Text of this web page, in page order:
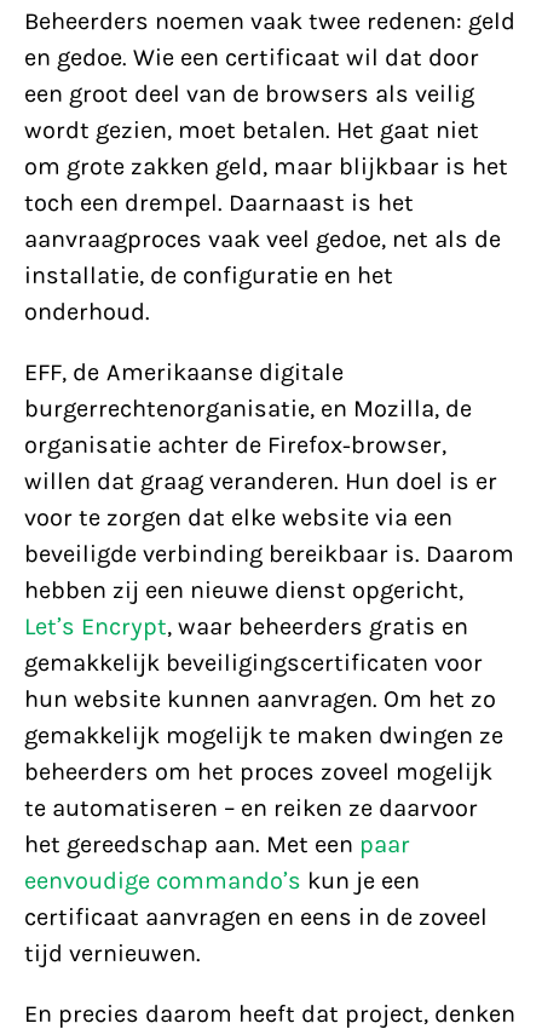
Beheerders noemen vaak twee redenen: geld
en gedoe. Wie een certificaat wil dat door
een groot deel van de browsers als veilig
wordt gezien, moet betalen. Het gaat niet
om grote zakken geld, maar blijkbaar is het
toch een drempel. Daarnaast is het
aanvraagproces vaak veel gedoe, net als de
installatie, de configuratie en het
onderhoud.
EFF, de Amerikaanse digitale
burgerrechtenorganisatie, en Mozilla, de
organisatie achter de Firefox-browser,
willen dat graag veranderen. Hun doel is er
voor te zorgen dat elke website via een
beveiligde verbinding bereikbaar is. Daarom
hebben zij een nieuwe dienst opgericht,
Let’s Encrypt, waar beheerders gratis en
gemakkelijk beveiligingscertificaten voor
hun website kunnen aanvragen. Om het zo
gemakkelijk mogelijk te maken dwingen ze
beheerders om het proces zoveel mogelijk
te automatiseren – en reiken ze daarvoor
het gereedschap aan. Met een paar
eenvoudige commando’s kun je een
certificaat aanvragen en eens in de zoveel
tijd vernieuwen.
En precies daarom heeft dat project, denken